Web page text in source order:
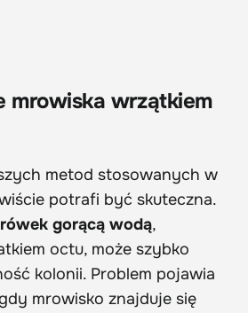
mrowiska wrzątkiem
metod stosowanych w
potrafi być skuteczna.
gorącą wodą,
octu, może szybko
kolonii. Problem pojawia
mrowisko znajduje się